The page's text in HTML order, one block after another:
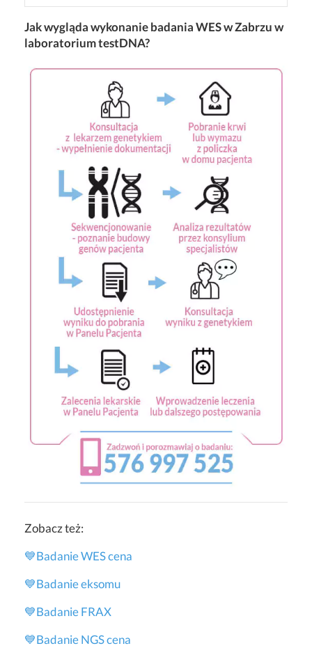
Jak wygląda wykonanie badania WES w Zabrzu w
laboratorium testDNA?
Zobacz też:
💙Badanie WES cena
💙Badanie eksomu
💙Badanie FRAX
💙Badanie NGS cena